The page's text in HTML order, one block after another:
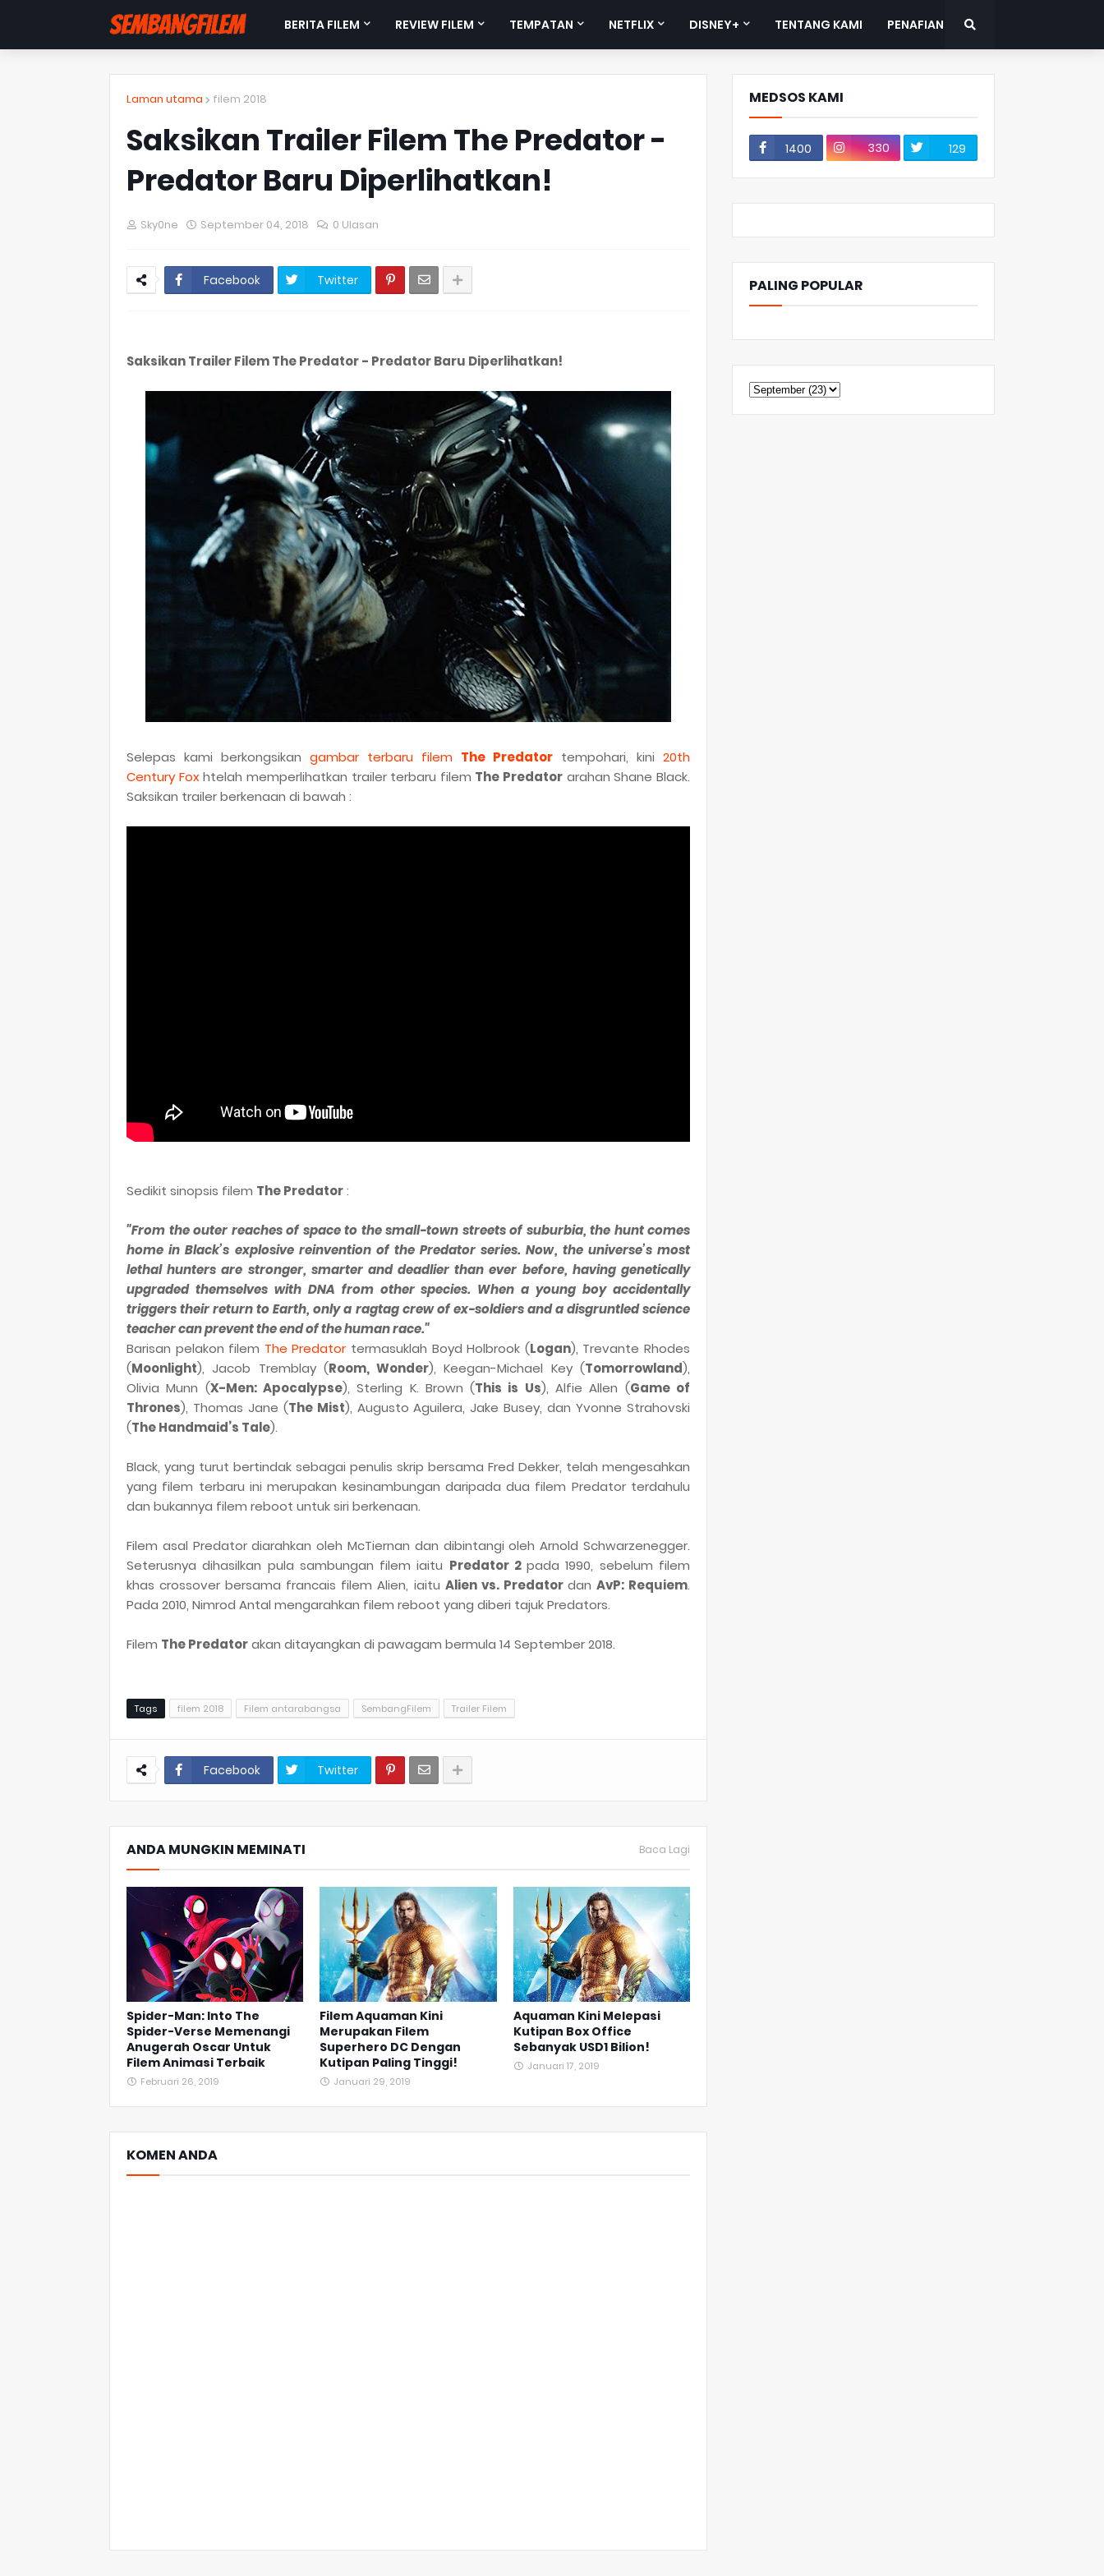
BERITA FILEM REVIEW FILEM TEMPATAN NETFLIX DISNEY+ TENTANG KAMI PENAFIAN
Laman utama filem 2018
Saksikan Trailer Filem The Predator -
Predator Baru Diperlihatkan!
Sky0ne September 04, 2018 0 Ulasan
Facebook Twitter
Saksikan Trailer Filem The Predator - Predator Baru Diperlihatkan!
Selepas kami berkongsikan gambar terbaru filem The Predator tempohari, kini 20th
Century Foxhtelah memperlihatkan trailer terbaru filem The Predator arahan Shane Black.
Saksikan trailer berkenaan di bawah :
Sedikit sinopsis filem The Predator:
"From the outer reaches of space to the small-town streets of suburbia, the hunt comes
home in Black’s explosive reinvention of the Predator series. Now, the universe’s most
lethal hunters are stronger, smarter and deadlier than ever before, having genetically
upgraded themselves with DNA from other species. When a young boy accidentally
triggers their return to Earth, only a ragtag crew of ex-soldiers and a disgruntled science
teacher can prevent the end of the human race."
Barisan pelakon filem The Predatortermasuklah Boyd Holbrook (Logan), Trevante Rhodes
(Moonlight), Jacob Tremblay (Room, Wonder), Keegan-Michael Key (Tomorrowland),
Olivia Munn (X-Men: Apocalypse), Sterling K. Brown (This is Us), Alfie Allen (Game of
Thrones), Thomas Jane (The Mist), Augusto Aguilera, Jake Busey, dan Yvonne Strahovski
(The Handmaid’s Tale).
Black, yang turut bertindak sebagai penulis skrip bersama Fred Dekker, telah mengesahkan
yang filem terbaru ini merupakan kesinambungan daripada dua filem Predator terdahulu
dan bukannya filem reboot untuk siri berkenaan.
Filem asal Predator diarahkan oleh McTiernan dan dibintangi oleh Arnold Schwarzenegger.
Seterusnya dihasilkan pula sambungan filem iaitu Predator 2pada 1990, sebelum filem
khas crossover bersama francais filem Alien, iaitu Alien vs. Predator dan AvP: Requiem.
Pada 2010, Nimrod Antal mengarahkan filem reboot yang diberi tajuk Predators.
Filem The Predatorakan ditayangkan di pawagam bermula 14 September 2018.
Tags filem 2018 Filem antarabangsa SembangFilem Trailer Filem
Facebook Twitter
ANDA MUNGKIN MEMINATI Baca Lagi
Spider-Man: Into The
Spider-Verse Memenangi
Anugerah Oscar Untuk
Filem Animasi Terbaik
Februari 26, 2019
Filem Aquaman Kini
Merupakan Filem
Superhero DC Dengan
Kutipan Paling Tinggi!
Januari 29, 2019
Aquaman Kini Melepasi
Kutipan Box Office
Sebanyak USD1 Bilion!
Januari 17, 2019
KOMEN ANDA
MEDSOS KAMI
1400 330 129
PALING POPULAR